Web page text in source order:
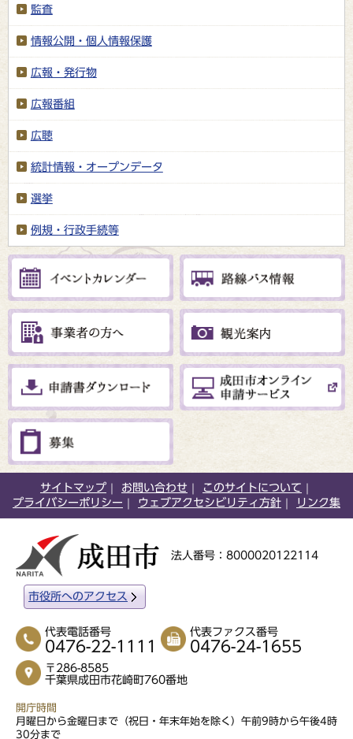
監査
情報公開・個人情報保護
広報・発行物
広報番組
広聴
統計情報・オープンデータ
選挙
例規・行政手続等
サイトマップ お問い合わせ
このサイトについて
プライバシーポリシー
ウェブアクセシビリティ方針 リンク集
法人番号：8000020122114
市役所へのアクセス
代表電話番号
0476-22-1111
代表ファクス番号
0476-24-1655
〒286-8585
千葉県成田市花崎町760番地
開庁時間
月曜日から金曜日まで（祝日・年末年始を除く）午前9時から午後4時
30分まで